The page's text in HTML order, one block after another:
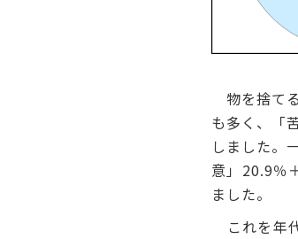
物を捨て
も多く、「
しました。
意」20.9％
ました。
これを年